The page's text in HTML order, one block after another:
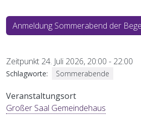
Anmeldung Sommerabend der
Zeitpunkt 24. Juli 2026, 20:00 - 22:00
Schlagworte Sommerabende
Veranstaltungsort
Großer Saal Gemeindehaus